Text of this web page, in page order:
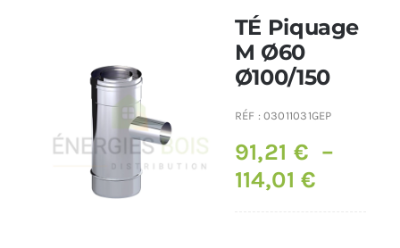
Conduit de fumées
TÉ Piquage
M Ø60
Ø100/150
RÉF :03011031GEP
91,21€ –
114,01€